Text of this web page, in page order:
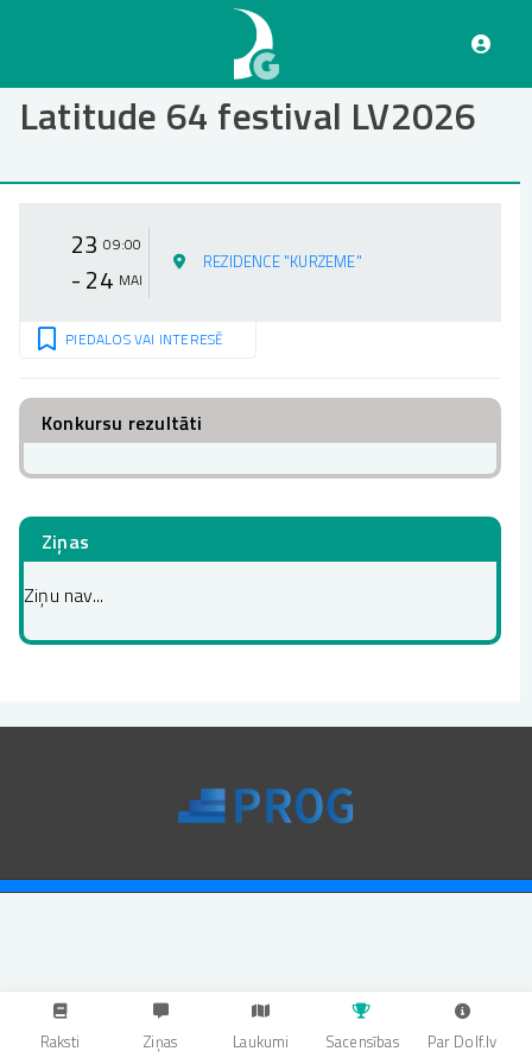
saturu
Latitude 64 festival LV2026
23 09:00
- 24 MAI
REZIDENCE "KURZEME"
PIEDALOS VAI INTERESĒ
Konkursu rezultāti
Ziņas
Ziņu nav...
Raksti Ziņas Laukumi Sacensības Par Dolf.lv